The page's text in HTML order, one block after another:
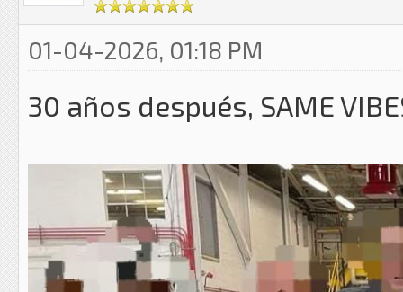
01-04-2026, 01:18 PM
30 años después, SAME